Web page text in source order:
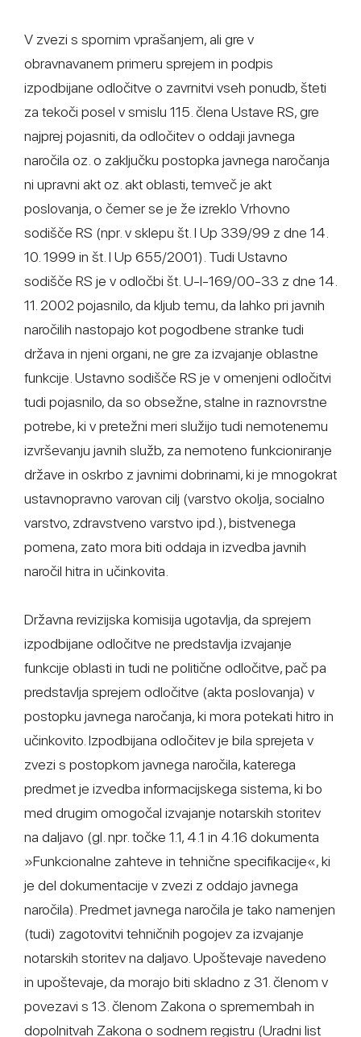
V zvezi s spornim vprašanjem, ali gre v
obravnavanem primeru sprejem in podpis
izpodbijane odločitve o zavrnitvi vseh ponudb, šteti
za tekoči posel v smislu 115. člena Ustave RS, gre
najprej pojasniti, da odločitev o oddaji javnega
naročila oz. o zaključku postopka javnega naročanja
ni upravni akt oz. akt oblasti, temveč je akt
poslovanja, o čemer se je že izreklo Vrhovno
sodišče RS (npr. v sklepu št. I Up 339/99 z dne 14.
10. 1999 in št. I Up 655/2001). Tudi Ustavno
sodišče RS je v odločbi št. U-I-169/00-33 z dne 14.
11. 2002 pojasnilo, da kljub temu, da lahko pri javnih
naročilih nastopajo kot pogodbene stranke tudi
država in njeni organi, ne gre za izvajanje oblastne
funkcije. Ustavno sodišče RS je v omenjeni odločitvi
tudi pojasnilo, da so obsežne, stalne in raznovrstne
potrebe, ki v pretežni meri služijo tudi nemotenemu
izvrševanju javnih služb, za nemoteno funkcioniranje
države in oskrbo z javnimi dobrinami, ki je mnogokrat
ustavnopravno varovan cilj (varstvo okolja, socialno
varstvo, zdravstveno varstvo ipd.), bistvenega
pomena, zato mora biti oddaja in izvedba javnih
naročil hitra in učinkovita.
Državna revizijska komisija ugotavlja, da sprejem
izpodbijane odločitve ne predstavlja izvajanje
funkcije oblasti in tudi ne politične odločitve, pač pa
predstavlja sprejem odločitve (akta poslovanja) v
postopku javnega naročanja, ki mora potekati hitro in
učinkovito. Izpodbijana odločitev je bila sprejeta v
zvezi s postopkom javnega naročila, katerega
predmet je izvedba informacijskega sistema, ki bo
med drugim omogočal izvajanje notarskih storitev
na daljavo (gl. npr. točke 1.1, 4.1 in 4.16 dokumenta
»Funkcionalne zahteve in tehnične specifikacije«, ki
je del dokumentacije v zvezi z oddajo javnega
naročila). Predmet javnega naročila je tako namenjen
(tudi) zagotovitvi tehničnih pogojev za izvajanje
notarskih storitev na daljavo. Upoštevaje navedeno
in upoštevaje, da morajo biti skladno z 31. členom v
povezavi s 13. členom Zakona o spremembah in
dopolnitvah Zakona o sodnem registru (Uradni list